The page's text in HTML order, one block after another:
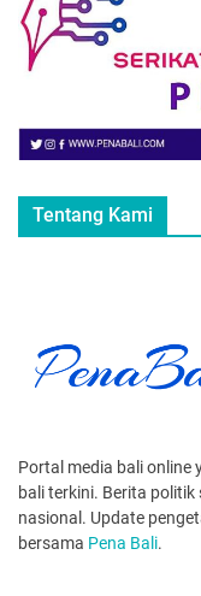
Tentang Kami
Portal media bali online
bali terkini. Berita
nasional. Update
bersama Pena Bali.